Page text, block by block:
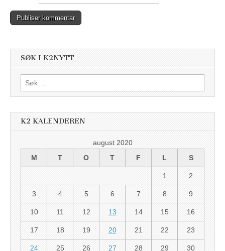
SØK I K2NYTT
Søk
etter:
K2 KALENDEREN
august 2020
M
T O T F L S
1 2
3 4 5 6 7 8 9
10 11 12 13 14 15 16
17 18 19 20 21 22 23
24 25 26 27 28 29 30